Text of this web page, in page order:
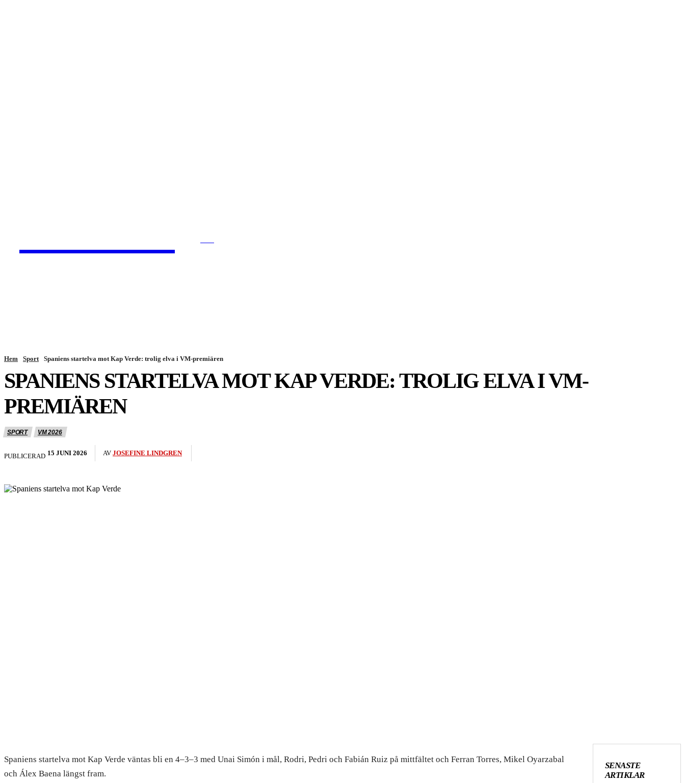
Hem Sport Spaniens startelva mot Kap Verde: trolig elva i VM-premiären
SPANIENS STARTELVA MOT KAP VERDE: TROLIG ELVA I VM-
PREMIÄREN
SPORT VM 2026
PUBLICERAD 15 JUNI 2026 AV JOSEFINE LINDGREN
Spaniens startelva mot Kap Verde väntas bli en 4–3–3 med Unai Simón i mål, Rodri, Pedri och Fabián Ruiz på mittfältet och Ferran Torres, Mikel Oyarzabal
och Álex Baena längst fram.
SENASTE
ARTIKLAR